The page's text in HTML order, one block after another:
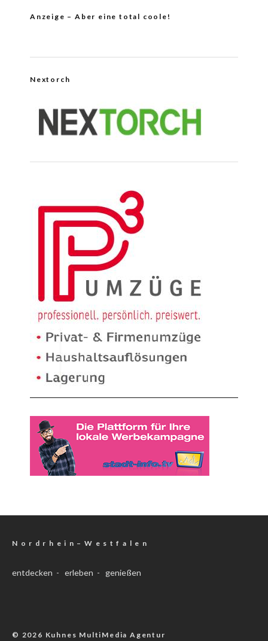
Anzeige – Aber eine total coole!
Nextorch
N o r d r h e i n – W e s t f a l e n
entdecken - erleben - genießen
© 2026 Kuhnes MultiMedia Agentur